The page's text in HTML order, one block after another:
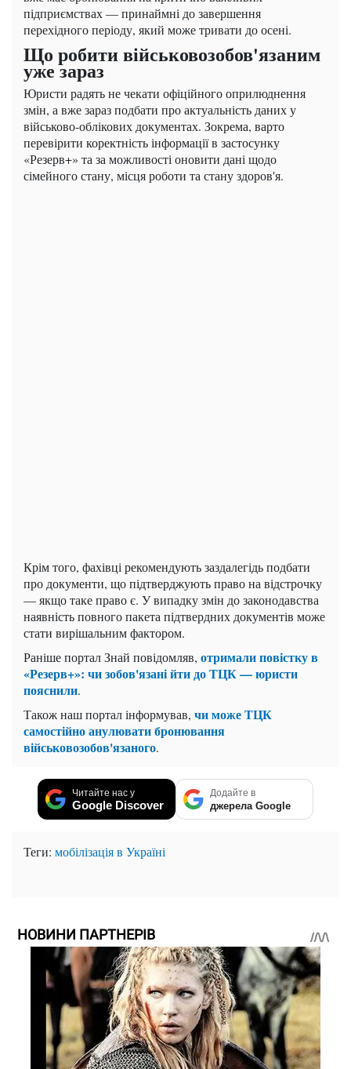
підприємствах — принаймні до завершення
перехідного періоду, який може тривати до осені.
Що робити військовозобов'язаним
уже зараз
Юристи радять не чекати офіційного оприлюднення
змін, а вже зараз подбати про актуальність даних у
військово-облікових документах. Зокрема, варто
перевірити коректність інформації в застосунку
«Резерв+» та за можливості оновити дані щодо
сімейного стану, місця роботи та стану здоров'я.
Крім того, фахівці рекомендують заздалегідь подбати
про документи, що підтверджують право на відстрочку
— якщо таке право є. У випадку змін до законодавства
наявність повного пакета підтвердних документів може
стати вирішальним фактором.
Раніше портал Знай повідомляв, отримали повістку в
«Резерв+»: чи зобов'язані йти до ТЦК — юристи
пояснили.
Також наш портал інформував, чи може ТЦК
самостійно анулювати бронювання
військовозобов'язаного.
Читайте нас у
Google Discover
Додайте в
джерела Google
Теги: мобілізація в Україні
НОВИНИ ПАРТНЕРІВ